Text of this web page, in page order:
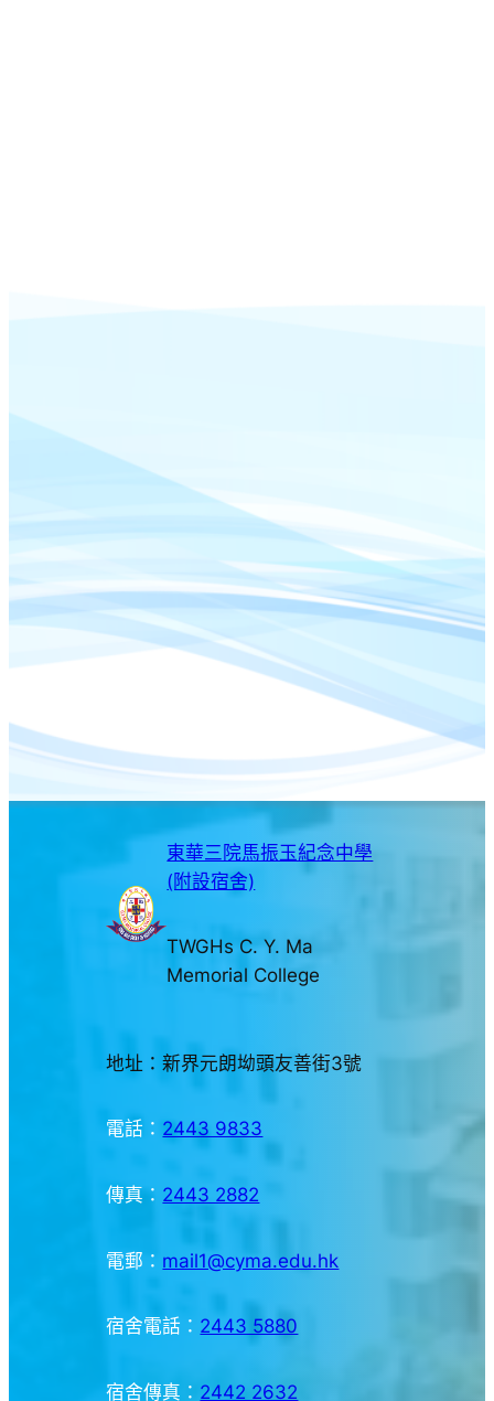
東華三院馬振玉紀念中學
(附設宿舍)
TWGHs C. Y. Ma
Memorial College
地址：新界元朗坳頭友善街3號
電話： 2443 9833
傳真： 2443 2882
電郵： mail1@cyma.edu.hk
宿舍電話： 2443 5880
宿舍傳真： 2442 2632